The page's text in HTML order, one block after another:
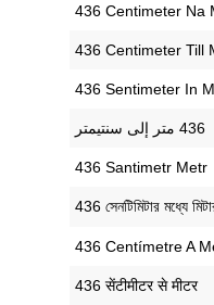
‎436 Centimeter Na
‎436 Centimeter Till
‎436 Sentimeter In
‎436 Santimetr Metr
‎436 সেনটিমিটার মধ্যে
‎436 Centímetre A
‎436 सेंटीमीटर से मीटर